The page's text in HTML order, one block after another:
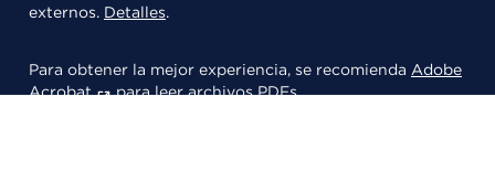
externos. Detalles.
Para obtener la mejor experiencia, se recomienda Adobe
Acrobat
para leer archivos PDFs.